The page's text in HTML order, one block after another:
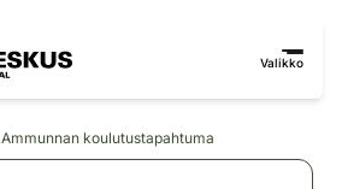
Valikko
Ammunnan koulutustapahtuma